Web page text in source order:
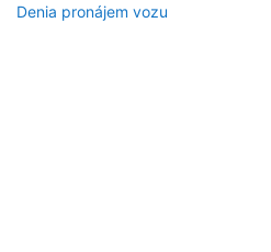
Denia pronájem vozu